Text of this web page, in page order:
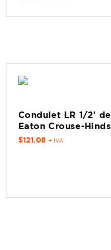
Condulet LR 1/2′ de
Eaton Crouse-Hinds
$121.08 + IVA